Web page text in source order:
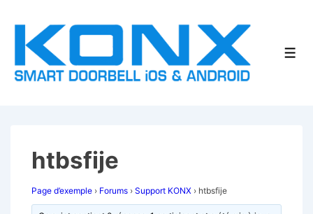
passer
contenu
htbsfije
Page d’exemple › Forums › Support KONX › htbsfije